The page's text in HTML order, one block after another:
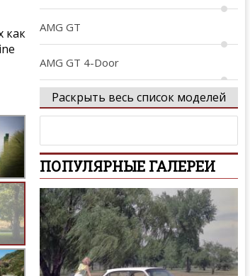
как
AMG GT
AMG GT 4-Door
AMG Project ONE
B-Class
C-Class
C-Class AMG
Раскрыть весь список моделей
ПОПУЛЯРНЫЕ ГАЛЕРЕИ